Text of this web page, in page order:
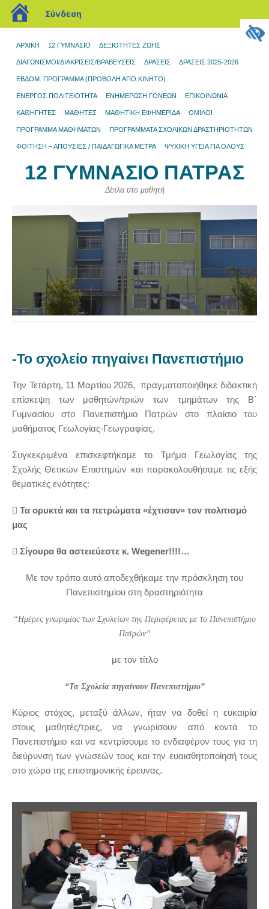
ΑΡΧΙΚΉ 12 ΓΥΜΝΆΣΙΟ ΔΕΞΙΟΤΗΤΕΣ ΖΩΗΣ
ΔΙΑΓΩΝΙΣΜΟΊ/ΔΙΑΚΡΊΣΕΙΣ/ΒΡΑΒΕΎΣΕΙΣ ΔΡΆΣΕΙΣ ΔΡΑΣΕΙΣ 2025-2026
ΕΒΔΟΜ. ΠΡΟΓΡΑΜΜΑ (ΠΡΟΒΟΛΉ ΑΠΌ ΚΙΝΗΤΌ)
ΕΝΕΡΓΟΣ ΠΟΛΙΤΕΙΟΤΗΤΑ ΕΝΗΜΈΡΩΣΗ ΓΟΝΈΩΝ ΕΠΙΚΟΙΝΩΝΊΑ
ΚΑΘΗΓΗΤΕΣ ΜΑΘΗΤΈΣ ΜΑΘΗΤΙΚΉ ΕΦΗΜΕΡΊΔΑ ΌΜΙΛΟΙ
ΠΡΌΓΡΑΜΜΑ ΜΑΘΗΜΆΤΩΝ ΠΡΟΓΡΆΜΜΑΤΑ ΣΧΟΛΙΚΏΝ ΔΡΑΣΤΗΡΙΟΤΉΤΩΝ
ΦΟΙΤΗΣΗ – ΑΠΟΥΣΙΕΣ / ΠΑΙΔΑΓΩΓΙΚΑ ΜΕΤΡΑ ΨΥΧΙΚΗ ΥΓΕΙΑ ΓΙΑ ΟΛΟΥΣ
12 ΓΥΜΝΆΣΙΟ ΠΆΤΡΑΣ
Δίπλα στο μαθητή
-Το σχολείο πηγαίνει Πανεπιστήμιο
Την Τετάρτη, 11 Μαρτίου 2026, πραγματοποιήθηκε διδακτική
επίσκεψη των μαθητών/τριών των τμημάτων της Β΄
Γυμνασίου στο Πανεπιστήμιο Πατρών στο πλαίσιο του
μαθήματος Γεωλογίας-Γεωγραφίας.
Συγκεκριμένα επισκεφτήκαμε το Τμήμα Γεωλογίας της
Σχολής Θετικών Επιστημών και παρακολουθήσαμε τις εξής
θεματικές ενότητες:
 Τα ορυκτά και τα πετρώματα «έχτισαν» τον πολιτισμό
μας
 Σίγουρα θα αστειεύεστε κ. Wegener!!!!…
Με τον τρόπο αυτό αποδεχθήκαμε την πρόσκληση του
Πανεπιστημίου στη δραστηριότητα
“Ημέρες γνωριμίας των Σχολείων της Περιφέρειας με το Πανεπιστήμιο
Πατρών”
με τον τίτλο
“Τα Σχολεία πηγαίνουν Πανεπιστήμιο”
Κύριος στόχος, μεταξύ άλλων, ήταν να δοθεί η ευκαιρία
στους μαθητές/τριες, να γνωρίσουν από κοντά το
Πανεπιστήμιο και να κεντρίσουμε το ενδιαφέρον τους για τη
διεύρυνση των γνώσεών τους και την ευαισθητοποίησή τους
στο χώρο της επιστημονικής έρευνας.
blogs.sch.gr
Σύνδεση